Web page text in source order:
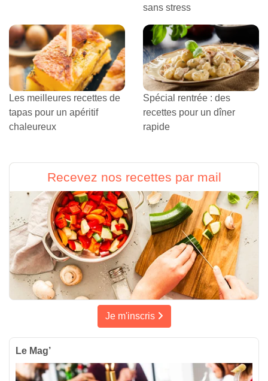
sans stress
Les meilleures recettes de
tapas pour un apéritif
chaleureux
Spécial rentrée : des
recettes pour un dîner
rapide
Recevez nos recettes par mail
Je m'inscris
Le Mag’